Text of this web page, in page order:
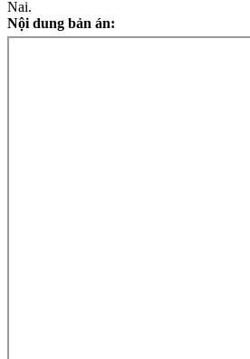
Nai.
Nội dung bản án: